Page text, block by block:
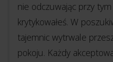
nie odczuwając przy
krytykowałeś. W
tajemnic wytrwale
pokoju. Każdy